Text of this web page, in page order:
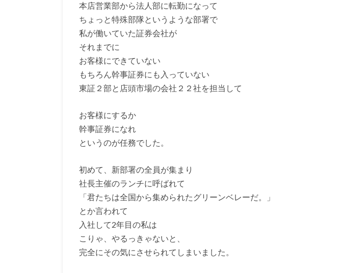
本店営業部から法人部に転勤になって
ちょっと特殊部隊というような部署で
私が働いていた証券会社が
それまでに
お客様にできていない
もちろん幹事証券にも入っていない
東証２部と店頭市場の会社２２社を担当して
お客様にするか
幹事証券になれ
というのが任務でした。
初めて、新部署の全員が集まり
社長主催のランチに呼ばれて
「君たちは全国から集められたグリーンベレーだ。」
とか言われて
入社して2年目の私は
こりゃ、やるっきゃないと、
完全にその気にさせられてしまいました。